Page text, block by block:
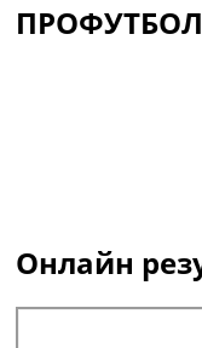
ПРОФУТБОЛ
Онлайн